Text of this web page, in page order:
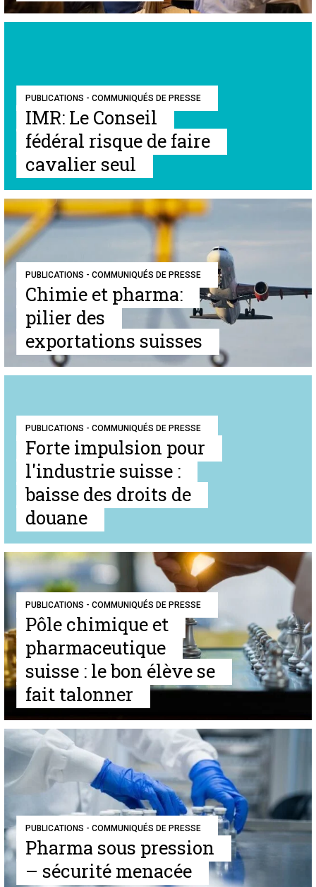
PUBLICATIONS - COMMUNIQUÉS DE PRESSE
IMR: Le Conseil
fédéral risque de faire
cavalier seul
PUBLICATIONS - COMMUNIQUÉS DE PRESSE
Chimie et pharma:
pilier des
exportations suisses
PUBLICATIONS - COMMUNIQUÉS DE PRESSE
Forte impulsion pour
l'industrie suisse :
baisse des droits de
douane
PUBLICATIONS - COMMUNIQUÉS DE PRESSE
Pôle chimique et
pharmaceutique
suisse : le bon élève se
fait talonner
PUBLICATIONS - COMMUNIQUÉS DE PRESSE
Pharma sous pression
– sécurité menacée